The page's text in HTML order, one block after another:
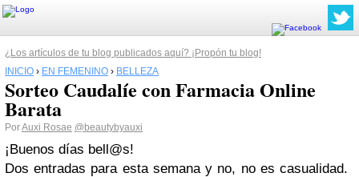
¿Los artículos de tu blog publicados aquí? ¡Propón tu blog!
INICIO › EN FEMENINO › BELLEZA
Sorteo Caudalíe con Farmacia Online
Barata
PorAuxi Rosae @beautybyauxi
¡Buenos días bell@s!
Dos entradas para esta semana y no, no es casualidad.